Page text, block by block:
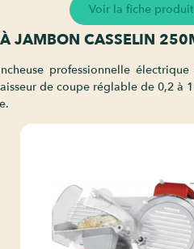
Voir la fiche produit
À JAMBON CASSELIN
professionnelle
de coupe réglable de 0,2